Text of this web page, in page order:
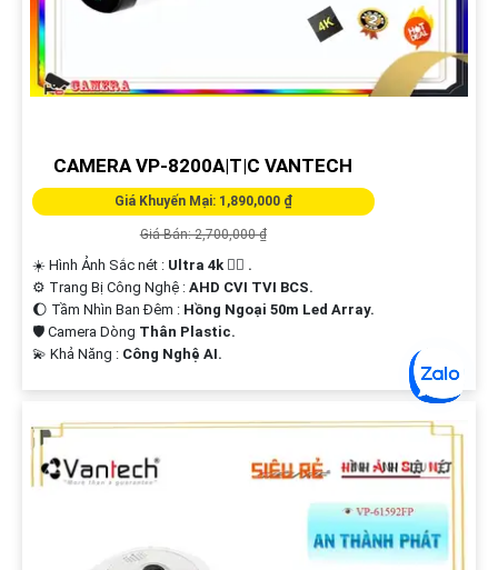
CAMERA VP-8200A|T|C VANTECH
Giá Khuyến Mại: 1,890,000 ₫
Giá Bán: 2,700,000 ₫
☀️ Hình Ảnh Sắc nét : Ultra 4k 👍🏾 .
⚙ Trang Bị Công Nghệ : AHD CVI TVI BCS.
🌔 Tầm Nhìn Ban Đêm : Hồng Ngoại 50m Led Array.
🛡 Camera Dòng Thân Plastic.
️💫 Khả Năng : Công Nghệ AI.